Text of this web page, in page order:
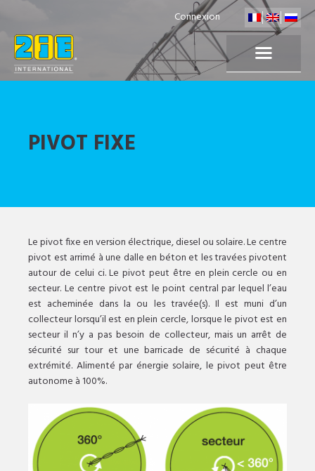
Connexion
PIVOT FIXE
Le pivot fixe en version électrique, diesel ou solaire. Le centre
pivot est arrimé à une dalle en béton et les travées pivotent
autour de celui ci. Le pivot peut être en plein cercle ou en
secteur. Le centre pivot est le point central par lequel l’eau
est acheminée dans la ou les travée(s). Il est muni d’un
collecteur lorsqu’il est en plein cercle, lorsque le pivot est en
secteur il n’y a pas besoin de collecteur, mais un arrêt de
sécurité sur tour et une barricade de sécurité à chaque
extrémité. Alimenté par énergie solaire, le pivot peut être
autonome à 100%.